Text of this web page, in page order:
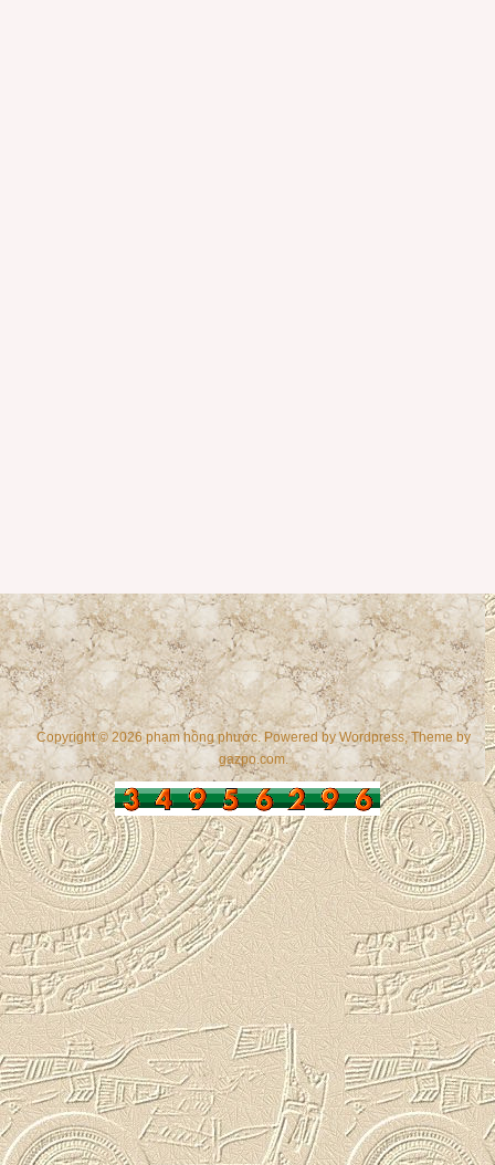
Copyright © 2026 phạm hồng phước. Powered byWordpress, Theme by
gazpo.com.